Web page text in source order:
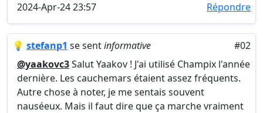
2024-Apr-24 23:57 Répondre
💡 stefanp1 se sentinformative
#02
@yaakovc3Salut Yaakov ! J'ai utilisé Champix l'année
dernière. Les cauchemars étaient assez fréquents.
Autre chose à noter, je me sentais souvent
nauséeux. Mais il faut dire que ça marche vraiment